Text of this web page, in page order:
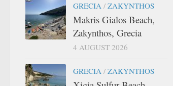
GRECIA / ZAKYNTHOS
Makris Gialos Beach,
Zakynthos, Grecia
4 AUGUST 2026
GRECIA / ZAKYNTHOS